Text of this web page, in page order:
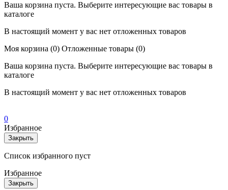
Ваша корзина пуста. Выберите интересующие вас товары в
каталоге
В настоящий момент у вас нет отложенных товаров
Моя корзина (0) Отложенные товары (0)
Ваша корзина пуста. Выберите интересующие вас товары в
каталоге
В настоящий момент у вас нет отложенных товаров
0
Избранное
Закрыть
Список избранного пуст
Избранное
Закрыть